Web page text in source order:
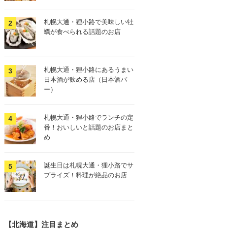
札幌大通・狸小路で美味しい牡
蠣が食べられる話題のお店
札幌大通・狸小路にあるうまい
日本酒が飲める店（日本酒バ
ー）
札幌大通・狸小路でランチの定
番！おいしいと話題のお店まと
め
誕生日は札幌大通・狸小路でサ
プライズ！料理が絶品のお店
【北海道】注目まとめ